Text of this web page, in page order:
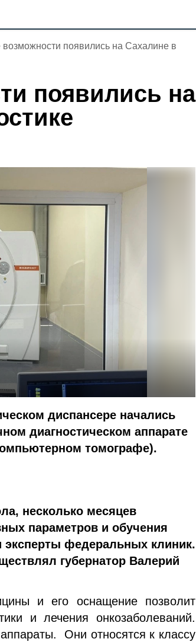
появились на Сахалине в
появились на
диспансере начались
диагностическом аппарате
томографе).
несколько месяцев
параметров и обучения
эксперты федеральных клиник.
губернатор Валерий
и его оснащение позволит
и лечения онкозаболеваний.
Они относятся к классу